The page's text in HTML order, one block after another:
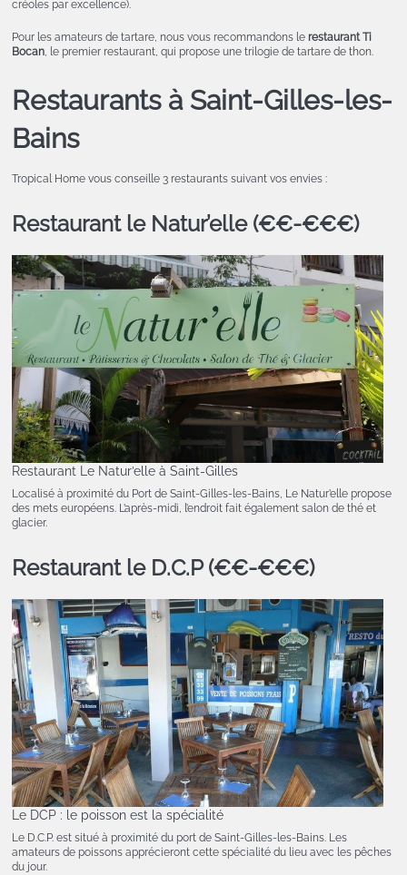
créoles par excellence).
Pour les amateurs de tartare, nous vous recommandons le restaurant Ti
Bocan, le premier restaurant, qui propose une trilogie de tartare de thon.
Restaurants à Saint-Gilles-les-
Bains
Tropical Home vous conseille 3 restaurants suivant vos envies :
Restaurant le Natur’elle (€€-€€€)
Restaurant Le Natur’elle à Saint-Gilles
Localisé à proximité du Port de Saint-Gilles-les-Bains, Le Natur’elle propose
des mets européens. L’après-midi, l’endroit fait également salon de thé et
glacier.
Restaurant le D.C.P (€€-€€€)
Le DCP : le poisson est la spécialité
Le D.C.P. est situé à proximité du port de Saint-Gilles-les-Bains. Les
amateurs de poissons apprécieront cette spécialité du lieu avec les pêches
du jour.